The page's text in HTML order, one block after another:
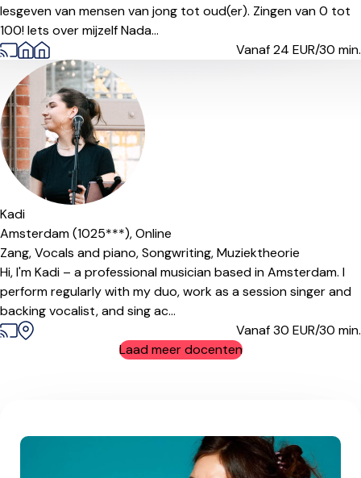
lesgeven van mensen van jong tot oud(er). Zingen van 0 tot
100! Iets over mijzelf Nada...
Vanaf 24 EUR/30 min.
Kadi
Amsterdam (1025***),Online
Zang,Vocals and piano,Songwriting,Muziektheorie
Hi, I'm Kadi – a professional musician based in Amsterdam. I
perform regularly with my duo, work as a session singer and
backing vocalist, and sing ac...
Vanaf 30 EUR/30 min.
Laad meer docenten